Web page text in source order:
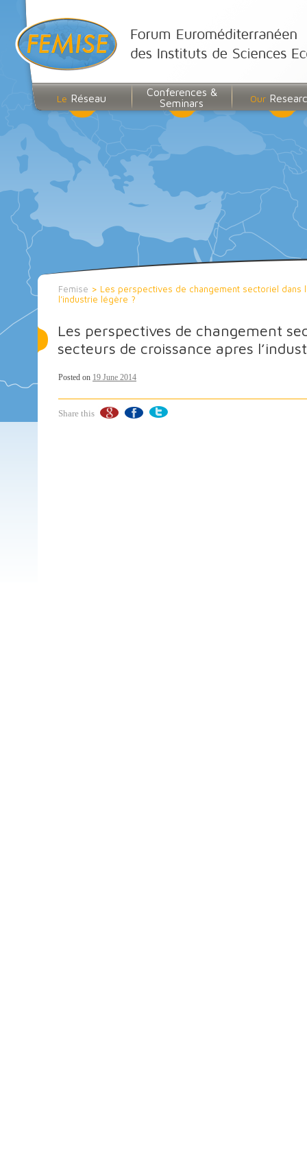
Le Réseau
Conferences &
Seminars
Our
Femise > Les perspectives de changement sectoriel
l’industrie légère ?
Les perspectives de changement
secteurs de croissance apres
Posted on 19 June 2014
Share this